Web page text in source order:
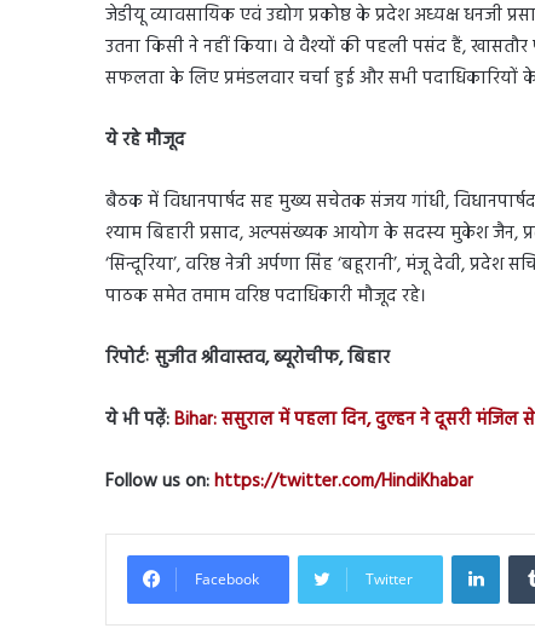
जेडीयू व्यावसायिक एवं उद्योग प्रकोष्ठ के प्रदेश अध्यक्ष धनजी
उतना किसी ने नहीं किया। वे वैश्यों की पहली पसंद हैं,
सफलता के लिए प्रमंडलवार चर्चा हुई और सभी पदाधिकारियों
ये रहे मौजूद
बैठक में विधानपार्षद सह मुख्य सचेतक संजय गांधी,
श्याम बिहारी प्रसाद, अल्पसंख्यक आयोग के सदस्य मुकेश जैन,
‘सिन्दूरिया’, वरिष्ठ नेत्री अर्पणा सिंह ‘बहूरानी’, मंजू देवी,
पाठक समेत तमाम वरिष्ठ पदाधिकारी मौजूद रहे।
रिपोर्टः सुजीत श्रीवास्तव, ब्यूरोचीफ, बिहार
ये भी पढ़ें:Bihar: ससुराल में पहला दिन, दुल्हन ने दूसरी मंजिल
Follow us on:https://twitter.com/HindiKhabar
Facebook Twitter